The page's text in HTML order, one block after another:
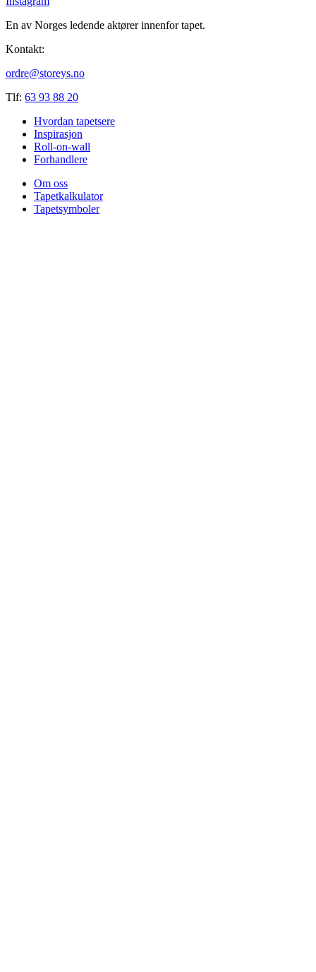
En av Norges ledende aktører innenfor tapet.
Kontakt:
ordre@storeys.no
Tlf: 63 93 88 20
Hvordan tapetsere
Inspirasjon
Roll-on-wall
Forhandlere
Om oss
Tapetkalkulator
Tapetsymboler